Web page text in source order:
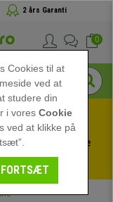
2 års Garanti
0
Eksklusive
- Se tilbuddet
Cookies til at
ved at
studere din
i voresCookie
ved at klikke på
FORTSÆT